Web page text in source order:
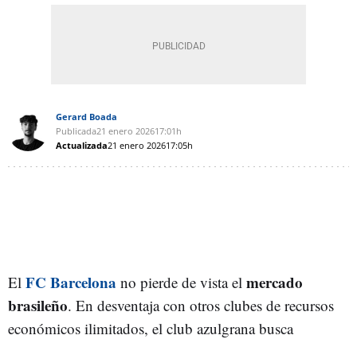
Gerard Boada
Publicada21 enero 202617:01h
Actualizada21 enero 202617:05h
El FC Barcelona no pierde de vista el mercado
brasileño. En desventaja con otros clubes de recursos
económicos ilimitados, el club azulgrana busca